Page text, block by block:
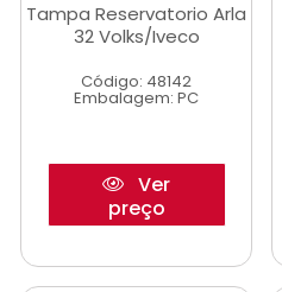
Tampa Reservatorio Arla
32 Volks/Iveco
Código: 48142
Embalagem: PC
Ver
preço